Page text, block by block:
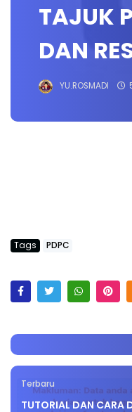
TAJUK
DAN
YU.ROSMADI
Tags PDPC
Terbaru
TUTORIAL DAN CARA